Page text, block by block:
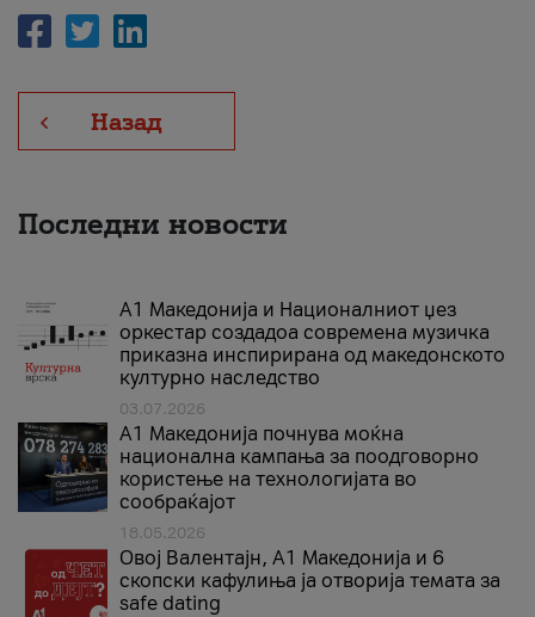
Назад
Последни новости
А1 Македонија и Националниот џез
оркестар создадоа современа музичка
приказна инспирирана од македонското
културно наследство
03.07.2026
A1 Македонија почнува моќна
национална кампања за поодговорно
користење на технологијата во
сообраќајот
18.05.2026
Овој Валентајн, A1 Македонија и 6
скопски кафулиња ја отворија темата за
safe dating